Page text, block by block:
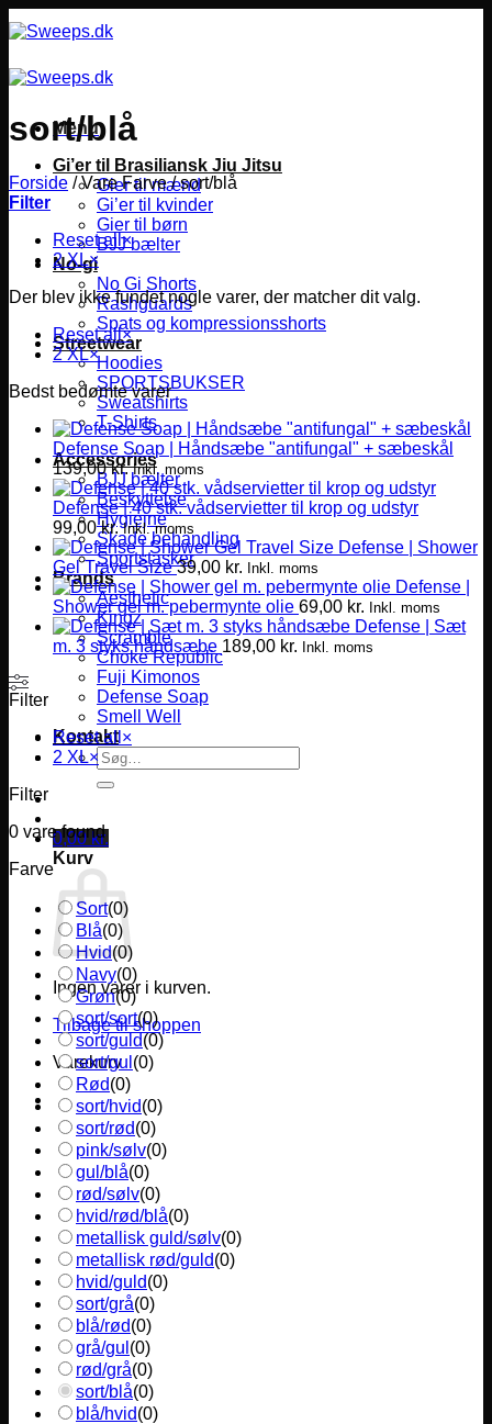
til
Menu
Gi’er til Brasiliansk Jiu Jitsu
Gier til mænd
Gi’er til kvinder
Gier til børn
BJJ bælter
No-gi
No Gi Shorts
Rashguards
Spats og kompressionsshorts
Streetwear
Hoodies
SPORTSBUKSER
Sweatshirts
T-Shirts
Accessories
BJJ bælter
Beskyttelse
Hygiejne
Skade behandling
Sportstasker
Brands
Aesthetic
Kingz
Scramble
Choke Republic
Fuji Kimonos
Defense Soap
Smell Well
Kontakt
Søg
efter:
0,00 kr.
Kurv
Ingen varer i kurven.
Tilbage til shoppen
Varekurv
sort/blå
Forside /Vare Farve/sort/blå
Filter
Reset all×
2 XL×
Der blev ikke fundet nogle varer, der matcher dit valg.
Reset all×
2 XL×
Bedst bedømte varer
Defense Soap | Håndsæbe "antifungal" + sæbeskål
139,00kr. Inkl. moms
Defense | 40 stk. vådservietter til krop og udstyr
99,00kr. Inkl. moms
Defense | Shower
Gel Travel Size 39,00 kr. Inkl. moms
Defense |
Shower gel m. pebermynte olie 69,00 kr. Inkl. moms
Defense | Sæt
m. 3 styks håndsæbe 189,00 kr. Inkl. moms
Filter
Reset all ×
2 XL×
Filter
0 vare found
Farve
Sort(0)
Blå(0)
Hvid(0)
Navy(0)
Grøn(0)
sort/sort(0)
sort/guld(0)
sort/gul (0)
Rød(0)
sort/hvid(0)
sort/rød(0)
pink/sølv(0)
gul/blå(0)
rød/sølv(0)
hvid/rød/blå(0)
metallisk guld/sølv(0)
metallisk rød/guld(0)
hvid/guld(0)
sort/grå(0)
blå/rød(0)
grå/gul (0)
rød/grå(0)
sort/blå(0)
blå/hvid(0)